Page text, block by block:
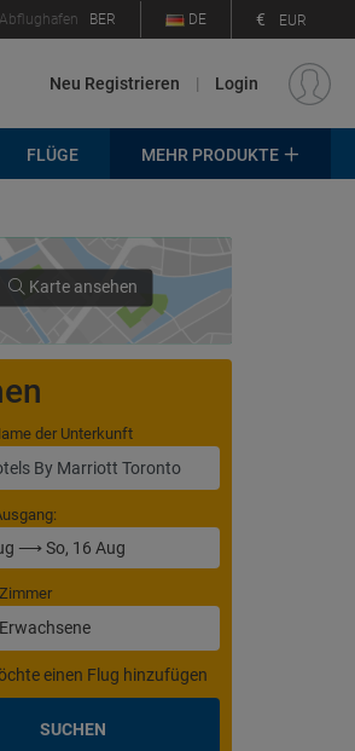
Abflughafen BER DE € EUR
Neu Registrieren | Login
FLÜGE MEHR PRODUKTE
Karte ansehen
der Unterkunft
Erwachsene
einen Flug hinzufügen
SUCHEN